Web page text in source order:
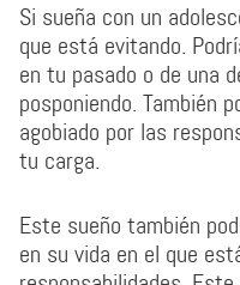
Si sueña con un
que está evitando.
en tu pasado o de una
posponiendo. También
agobiado por las
tu carga.
Este sueño también
en su vida en el que